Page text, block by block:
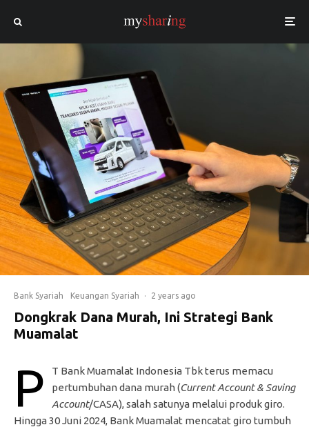
Bank Syariah Keuangan Syariah · 2 years ago
Dongkrak Dana Murah, Ini Strategi Bank
Muamalat
P
T Bank Muamalat Indonesia Tbk terus memacu
pertumbuhan dana murah (Current Account & Saving
Account/CASA), salah satunya melalui produk giro.
Hingga 30 Juni 2024, Bank Muamalat mencatat giro tumbuh